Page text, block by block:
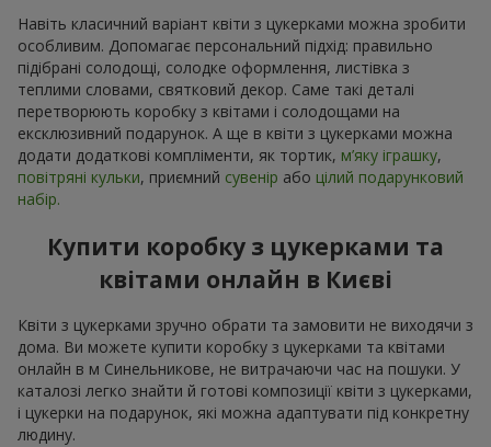
Навіть класичний варіант квіти з цукерками можна зробити
особливим. Допомагає персональний підхід: правильно
підібрані солодощі, солодке оформлення, листівка з
теплими словами, святковий декор. Саме такі деталі
перетворюють коробку з квітами і солодощами на
ексклюзивний подарунок. А ще в квіти з цукерками можна
додати додаткові компліменти, як тортик, м’яку іграшку,
повітряні кульки, приємний сувенір або цілий подарунковий
набір.
Купити коробку з цукерками та
квітами онлайн в Києві
Квіти з цукерками зручно обрати та замовити не виходячи з
дома. Ви можете купити коробку з цукерками та квітами
онлайн в м Синельникове, не витрачаючи час на пошуки. У
каталозі легко знайти й готові композиції квіти з цукерками,
і цукерки на подарунок, які можна адаптувати під конкретну
людину.